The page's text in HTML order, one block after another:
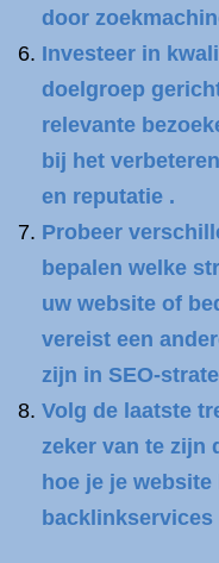
door
Investeer in
doelgroep
relevante
bij het
en reputatie .
Probeer
bepalen welke
uw website of
vereist een
zijn in SEO-
Volg de laatste
zeker van te zijn
hoe je je
backlinkservices